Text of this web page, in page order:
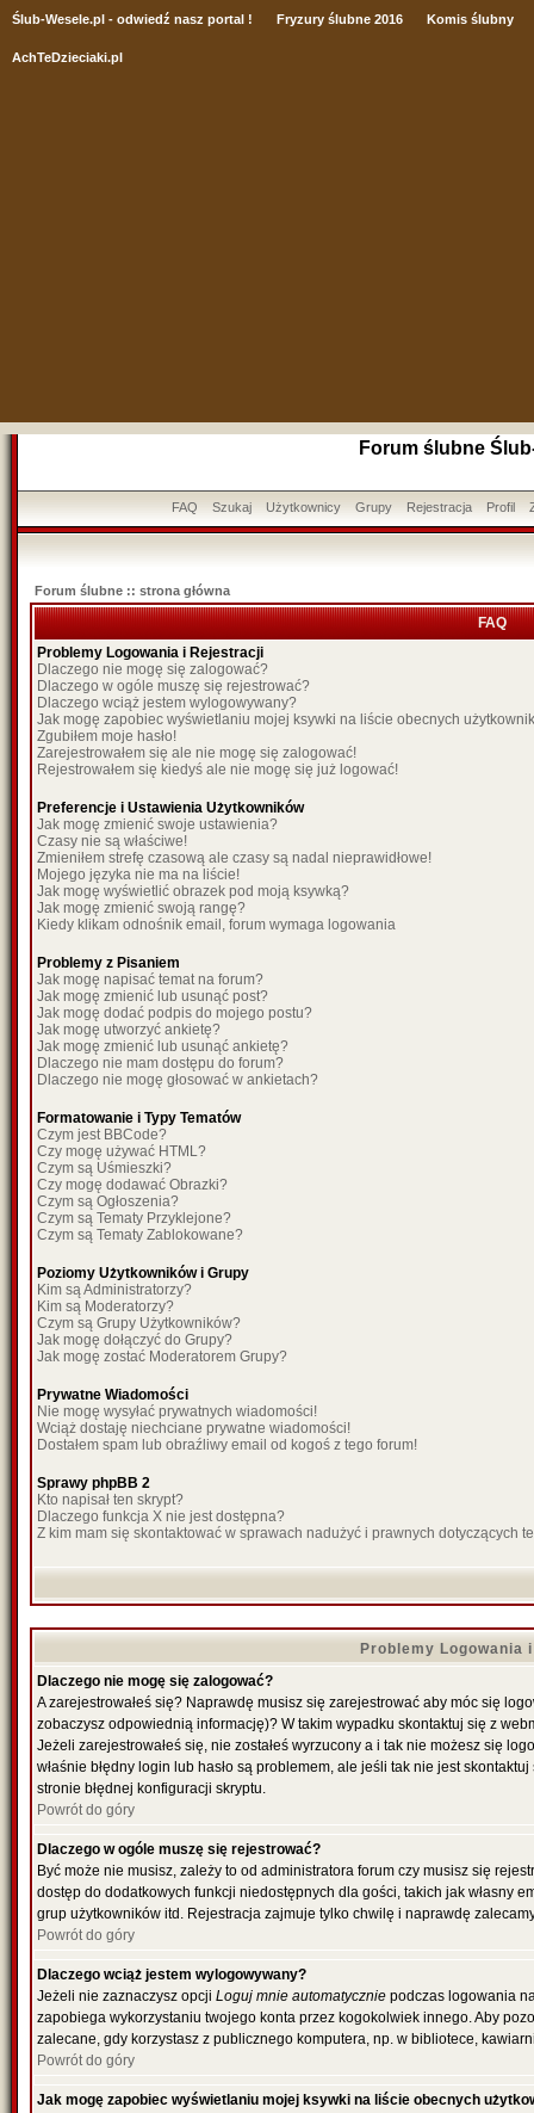
Ślub-Wesele.pl - odwiedź nasz portal ! Fryzury ślubne 2016 Komis ślubny
AchTeDzieciaki.pl
Forum ślubne
FAQ Szukaj Użytkownicy Grupy Rejestracja Profil
Forum ślubne :: strona główna
FAQ
Problemy Logowania i Rejestracji
Dlaczego nie mogę się zalogować?
Dlaczego w ogóle muszę się rejestrować?
Dlaczego wciąż jestem wylogowywany?
Jak mogę zapobiec wyświetlaniu mojej ksywki na liście obecnych
Zgubiłem moje hasło!
Zarejestrowałem się ale nie mogę się zalogować!
Rejestrowałem się kiedyś ale nie mogę się już logować!
Preferencje i Ustawienia Użytkowników
Jak mogę zmienić swoje ustawienia?
Czasy nie są właściwe!
Zmieniłem strefę czasową ale czasy są nadal nieprawidłowe!
Mojego języka nie ma na liście!
Jak mogę wyświetlić obrazek pod moją ksywką?
Jak mogę zmienić swoją rangę?
Kiedy klikam odnośnik email, forum wymaga logowania
Problemy z Pisaniem
Jak mogę napisać temat na forum?
Jak mogę zmienić lub usunąć post?
Jak mogę dodać podpis do mojego postu?
Jak mogę utworzyć ankietę?
Jak mogę zmienić lub usunąć ankietę?
Dlaczego nie mam dostępu do forum?
Dlaczego nie mogę głosować w ankietach?
Formatowanie i Typy Tematów
Czym jest BBCode?
Czy mogę używać HTML?
Czym są Uśmieszki?
Czy mogę dodawać Obrazki?
Czym są Ogłoszenia?
Czym są Tematy Przyklejone?
Czym są Tematy Zablokowane?
Poziomy Użytkowników i Grupy
Kim są Administratorzy?
Kim są Moderatorzy?
Czym są Grupy Użytkowników?
Jak mogę dołączyć do Grupy?
Jak mogę zostać Moderatorem Grupy?
Prywatne Wiadomości
Nie mogę wysyłać prywatnych wiadomości!
Wciąż dostaję niechciane prywatne wiadomości!
Dostałem spam lub obraźliwy email od kogoś z tego forum!
Sprawy phpBB 2
Kto napisał ten skrypt?
Dlaczego funkcja X nie jest dostępna?
Z kim mam się skontaktować w sprawach nadużyć i prawnych dotyczących
Problemy Logowania
Dlaczego nie mogę się zalogować?
A zarejestrowałeś się? Naprawdę musisz się zarejestrować aby móc się
zobaczysz odpowiednią informację)? W takim wypadku skontaktuj się z
Jeżeli zarejestrowałeś się, nie zostałeś wyrzucony a i tak nie możesz się
właśnie błędny login lub hasło są problemem, ale jeśli tak nie jest
stronie błędnej konfiguracji skryptu.
Powrót do góry
Dlaczego w ogóle muszę się rejestrować?
Być może nie musisz, zależy to od administratora forum czy musisz się
dostęp do dodatkowych funkcji niedostępnych dla gości, takich jak własny
grup użytkowników itd. Rejestracja zajmuje tylko chwilę i naprawdę
Powrót do góry
Dlaczego wciąż jestem wylogowywany?
Jeżeli nie zaznaczysz opcji Loguj mnie automatycznie podczas logowania
zapobiega wykorzystaniu twojego konta przez kogokolwiek innego. Aby
zalecane, gdy korzystasz z publicznego komputera, np. w bibliotece,
Powrót do góry
Jak mogę zapobiec wyświetlaniu mojej ksywki na liście obecnych